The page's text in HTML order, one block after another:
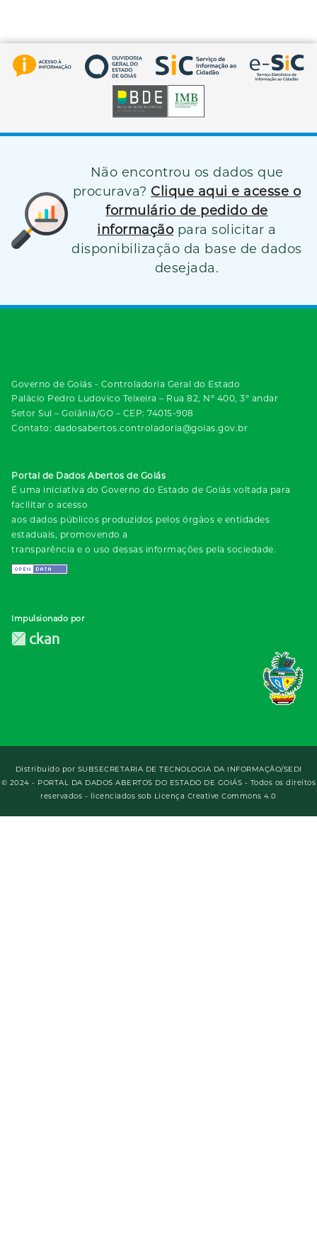
Não encontrou os dados que
procurava? Clique aqui e acesse o
formulário de pedido de
informação para solicitar a
disponibilização da base de dados
desejada.
Governo de Goiás - Controladoria Geral do Estado
Palácio Pedro Ludovico Teixeira – Rua 82, Nº 400, 3º andar
Setor Sul – Goiânia/GO – CEP: 74015-908
Contato: dadosabertos.controladoria@goias.gov.br
Portal de Dados Abertos de Goiás
É uma iniciativa do Governo do Estado de Goiás voltada para
facilitar o acesso
aos dados públicos produzidos pelos órgãos e entidades
estaduais, promovendo a
transparência e o uso dessas informações pela sociedade.
Impulsionado por
Distribuído por SUBSECRETARIA DE TECNOLOGIA DA INFORMAÇÃO/SEDI
© 2024 - PORTAL DA DADOS ABERTOS DO ESTADO DE GOIÁS - Todos os direitos
reservados - licenciados sob Licença Creative Commons 4.0